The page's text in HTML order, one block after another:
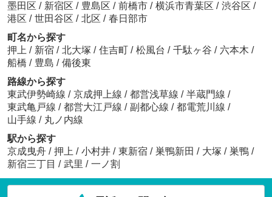
墨田区 / 新宿区 / 豊島区 / 前橋市 / 横浜市青葉区 / 渋谷区 /
港区 / 世田谷区 / 北区 / 春日部市
町名から探す
押上 / 新宿 / 北大塚 / 住吉町 / 松風台 / 千駄ヶ谷 / 六本木 /
船橋 / 豊島 / 備後東
路線から探す
東武伊勢崎線 / 京成押上線 / 都営浅草線 / 半蔵門線 /
東武亀戸線 / 都営大江戸線 / 副都心線 / 都電荒川線 /
山手線 / 丸ノ内線
駅から探す
京成曳舟 / 押上 / 小村井 / 東新宿 / 巣鴨新田 / 大塚 / 巣鴨 /
新宿三丁目 / 武里 / 一ノ割